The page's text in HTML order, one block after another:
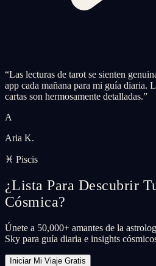
“Las lecturas de tarot se sienten
app cada mañana para mi guía diaria.
cartas son hermosamente detalladas.”
A
Aria K.
♓ Piscis
¿Lista Para Descubrir
Cósmica?
Únete a 50,000+ amantes de la
Sky para guía diaria e insights
Iniciar Mi Viaje Gratis